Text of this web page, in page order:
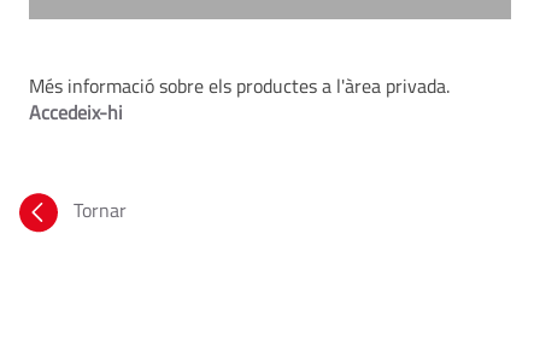
Més informació sobre els productes a l'àrea privada.
Accedeix-hi
Tornar